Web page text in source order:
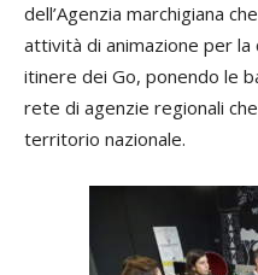
dell’Agenzia marchigiana
attività di animazione per
itinere dei Go, ponendo le
rete di agenzie regionali
territorio nazionale.